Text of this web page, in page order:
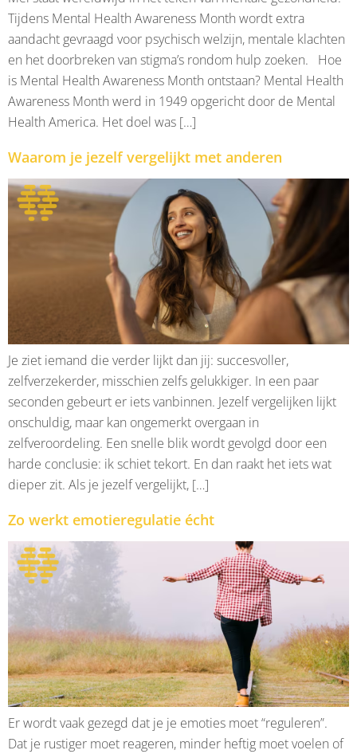
Tijdens Mental Health Awareness Month wordt extra
aandacht gevraagd voor psychisch welzijn, mentale klachten
en het doorbreken van stigma’s rondom hulp zoeken. Hoe
is Mental Health Awareness Month ontstaan? Mental Health
Awareness Month werd in 1949 opgericht door de Mental
Health America. Het doel was […]
Waarom je jezelf vergelijkt met anderen
Je ziet iemand die verder lijkt dan jij: succesvoller,
zelfverzekerder, misschien zelfs gelukkiger. In een paar
seconden gebeurt er iets vanbinnen. Jezelf vergelijken lijkt
onschuldig, maar kan ongemerkt overgaan in
zelfveroordeling. Een snelle blik wordt gevolgd door een
harde conclusie: ik schiet tekort. En dan raakt het iets wat
dieper zit. Als je jezelf vergelijkt, […]
Zo werkt emotieregulatie écht
Er wordt vaak gezegd dat je je emoties moet “reguleren”.
Dat je rustiger moet reageren, minder heftig moet voelen of